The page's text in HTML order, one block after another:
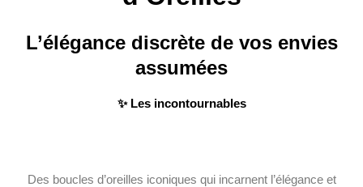
L’élégance discrète de vos envies
assumées
✨ Les incontournables
Des boucles d’oreilles iconiques qui incarnent l’élégance et